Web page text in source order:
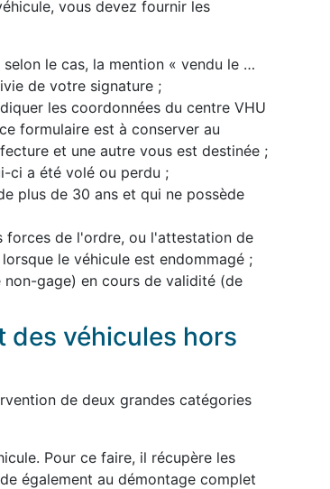
vous devez fournir les
le cas, la mention « vendu le …
de votre signature ;
les coordonnées du centre VHU
formulaire est à conserver au
et une autre vous est destinée ;
ci a été volé ou perdu ;
plus de 30 ans et qui ne possède
forces de l'ordre, ou l'attestation de
le véhicule est endommagé ;
gage) en cours de validité (de
des véhicules hors
de deux grandes catégories
Pour ce faire, il récupère les
également au démontage complet